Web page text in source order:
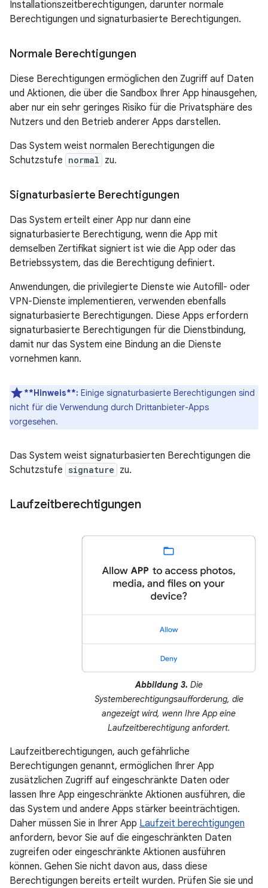
Installationszeitberechtigungen, darunter normale
Berechtigungen und signaturbasierte Berechtigungen.
Normale Berechtigungen
Diese Berechtigungen ermöglichen den Zugriff auf Daten
und Aktionen, die über die Sandbox Ihrer App hinausgehen,
aber nur ein sehr geringes Risiko für die Privatsphäre des
Nutzers und den Betrieb anderer Apps darstellen.
Das System weist normalen Berechtigungen die
Schutzstufe normal zu.
Signaturbasierte Berechtigungen
Das System erteilt einer App nur dann eine
signaturbasierte Berechtigung, wenn die App mit
demselben Zertifikat signiert ist wie die App oder das
Betriebssystem, das die Berechtigung definiert.
Anwendungen, die privilegierte Dienste wie Autofill- oder
VPN-Dienste implementieren, verwenden ebenfalls
signaturbasierte Berechtigungen. Diese Apps erfordern
signaturbasierte Berechtigungen für die Dienstbindung,
damit nur das System eine Bindung an die Dienste
vornehmen kann.
**Hinweis**: Einige signaturbasierte Berechtigungen sind
nicht für die Verwendung durch Drittanbieter-Apps
vorgesehen.
Das System weist signaturbasierten Berechtigungen die
Schutzstufe signature zu.
Laufzeitberechtigungen
Abbildung 3. Die
Systemberechtigungsaufforderung, die
angezeigt wird, wenn Ihre App eine
Laufzeitberechtigung anfordert.
Laufzeitberechtigungen, auch gefährliche
Berechtigungen genannt, ermöglichen Ihrer App
zusätzlichen Zugriff auf eingeschränkte Daten oder
lassen Ihre App eingeschränkte Aktionen ausführen, die
das System und andere Apps stärker beeinträchtigen.
Daher müssen Sie in Ihrer App Laufzeit berechtigungen
anfordern, bevor Sie auf die eingeschränkten Daten
zugreifen oder eingeschränkte Aktionen ausführen
können. Gehen Sie nicht davon aus, dass diese
Berechtigungen bereits erteilt wurden. Prüfen Sie sie und